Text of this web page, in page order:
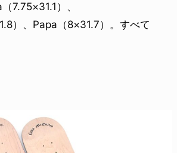
7.75×31.1）、
）、Papa（8×31.7）。すべて